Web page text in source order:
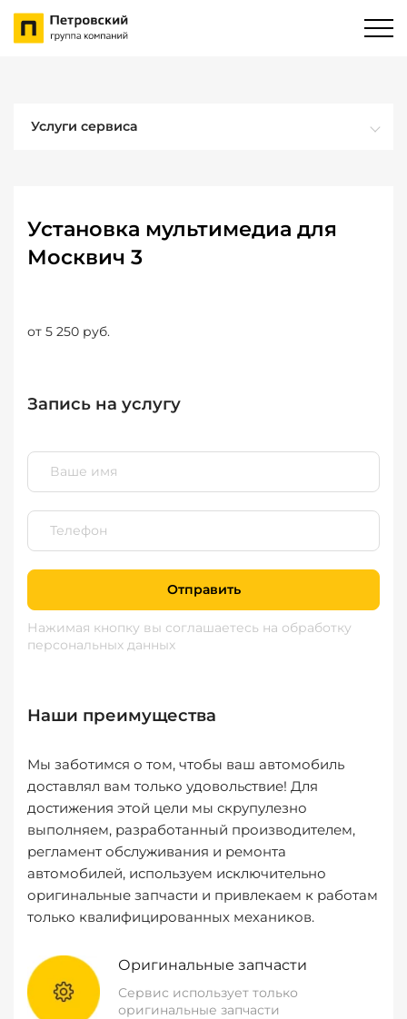
Услуги сервиса
Установка мультимедиа для
Москвич 3
от 5 250 руб.
Запись на услугу
Отправить
Нажимая кнопку вы соглашаетесь на обработку
персональных данных
Наши преимущества
Мы заботимся о том, чтобы ваш автомобиль
доставлял вам только удовольствие! Для
достижения этой цели мы скрупулезно
выполняем, разработанный производителем,
регламент обслуживания и ремонта
автомобилей, используем исключительно
оригинальные запчасти и привлекаем к работам
только квалифицированных механиков.
Оригинальные запчасти
Сервис использует только
оригинальные запчасти